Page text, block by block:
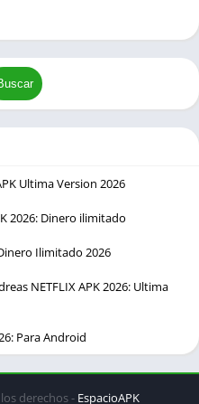
Ultima Version 2026
2026: Dinero ilimitado
Ilimitado 2026
NETFLIX APK 2026: Ultima
Para Android
derechos - EspacioAPK